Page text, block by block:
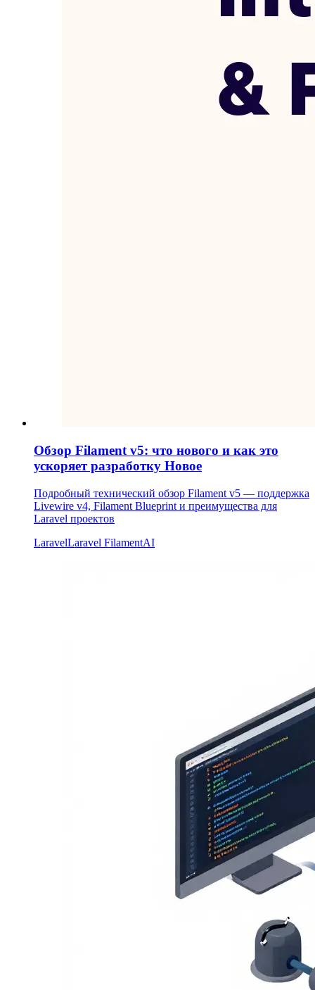
Обзор Filament v5: что нового и как это
ускоряет разработку Новое
Подробный технический обзор Filament v5 — поддержка
Livewire v4, Filament Blueprint и преимущества для
Laravel проектов
LaravelLaravel FilamentAI